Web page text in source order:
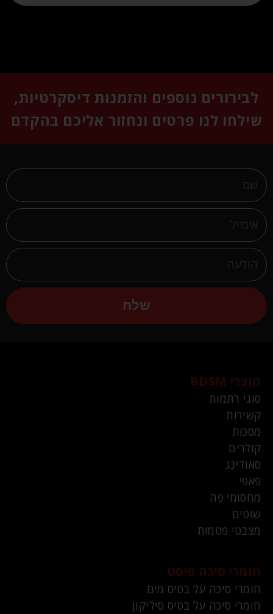
לבירורים נוספים והזמנות דיסקרטיות,
שילחו לנו פרטים ונחזור אליכם בהקדם
שלח
מוצרי BDSM
סוגי רתמות
קשירות
מסכות
קולרים
סאודינג
פאפי
מחסומי פה
שוטים
מצבטי פטמות
חומרי סיכה פיסט
חומרי סיכה על בסיס מים
חומרי סיכה על בסיס סיליקון